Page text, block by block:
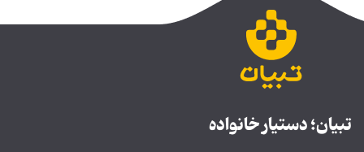
تبیان؛ دستیار خانواده